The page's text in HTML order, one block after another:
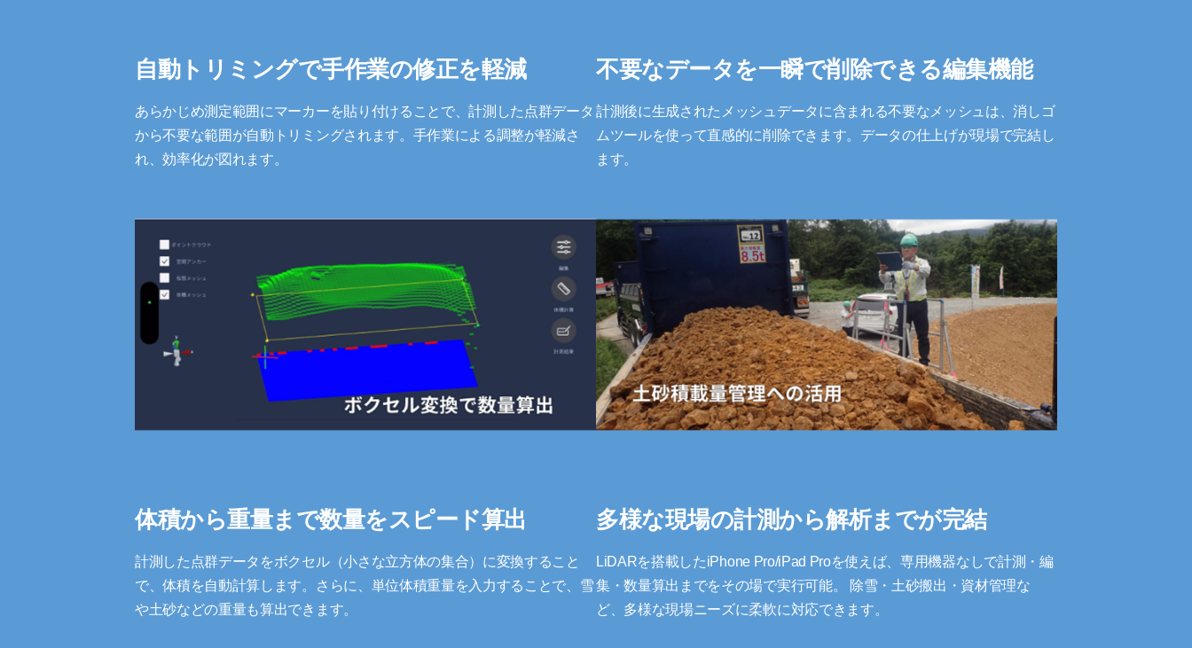
自動トリミングで手作業の修正を軽減
あらかじめ測定範囲にマーカーを貼り付けることで、計測した点群データ
から不要な範囲が自動トリミングされます。手作業による調整が軽減さ
れ、効率化が図れます。
不要なデータを一瞬で削除できる編集機能
計測後に生成されたメッシュデータに含まれる不要なメッシュは、消しゴ
ムツールを使って直感的に削除できます。データの仕上げが現場で完結し
ます。
体積から重量まで数量をスピード算出
計測した点群データをボクセル（小さな立方体の集合）に変換すること
で、体積を自動計算します。さらに、単位体積重量を入力することで、雪
や土砂などの重量も算出できます。
多様な現場の計測から解析までが完結
LiDARを搭載したiPhone Pro/iPad Proを使えば、専用機器なしで計測・編
集・数量算出までをその場で実行可能。 除雪・土砂搬出・資材管理な
ど、多様な現場ニーズに柔軟に対応できます。